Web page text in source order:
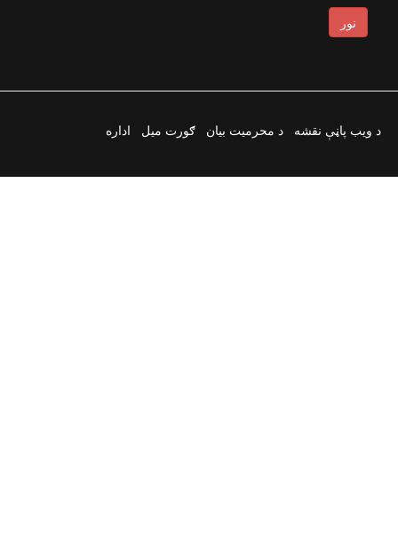
نور
د ویب پاڼې نقشه د محرمیت بیان ګورت میل اداره